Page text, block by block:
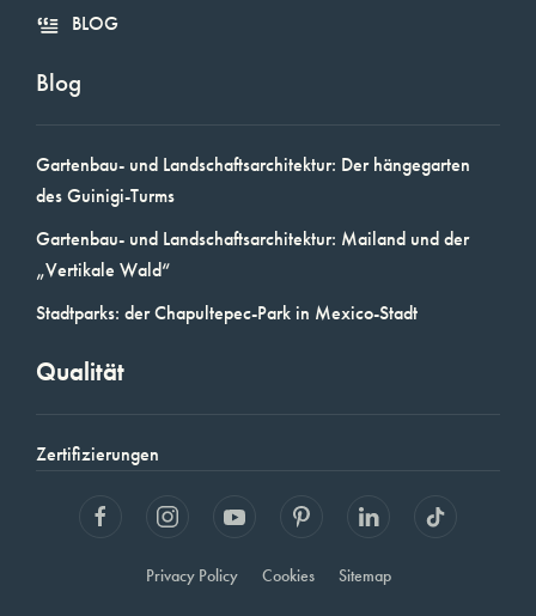
BLOG
Blog
Gartenbau- und Landschaftsarchitektur: Der hängegarten
des Guinigi-Turms
Gartenbau- und Landschaftsarchitektur: Mailand und der
„Vertikale Wald“
Stadtparks: der Chapultepec-Park in Mexico-Stadt
Qualität
Zertifizierungen
Privacy Policy Cookies Sitemap